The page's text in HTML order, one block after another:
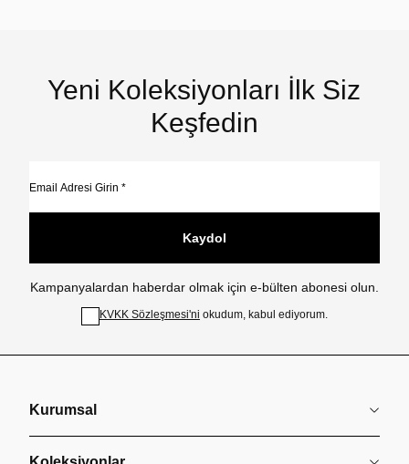
Yeni Koleksiyonları İlk Siz
Keşfedin
Kaydol
Kampanyalardan haberdar olmak için e-bülten abonesi olun.
KVKK Sözleşmesi'ni okudum, kabul ediyorum.
Kurumsal